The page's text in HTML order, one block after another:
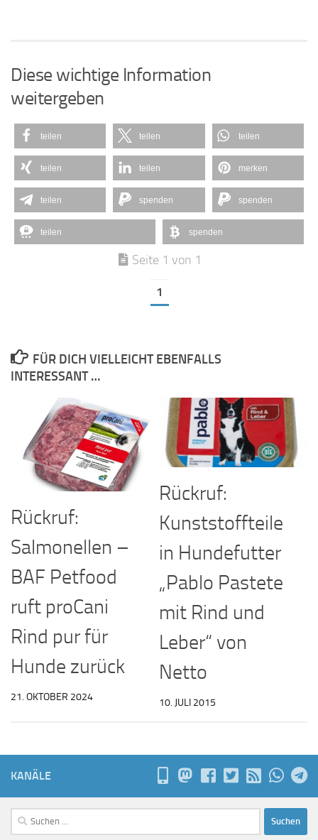
Diese wichtige Information
weitergeben
teilen teilen teilen
teilen teilen merken
teilen spenden spenden
teilen spenden
Seite 1 von 1
1
FÜR DICH VIELLEICHT EBENFALLS
INTERESSANT …
Rückruf:
Salmonellen –
BAF Petfood
ruft proCani
Rind pur für
Hunde zurück
21. OKTOBER 2024
Rückruf:
Kunststoffteile
in Hundefutter
„Pablo Pastete
mit Rind und
Leber“ von
Netto
10. JULI 2015
KANÄLE
Suchen
nach: